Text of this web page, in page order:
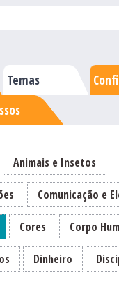
Temas
Animais e Insetos
Comunicação e
Cores Corpo
Dinheiro